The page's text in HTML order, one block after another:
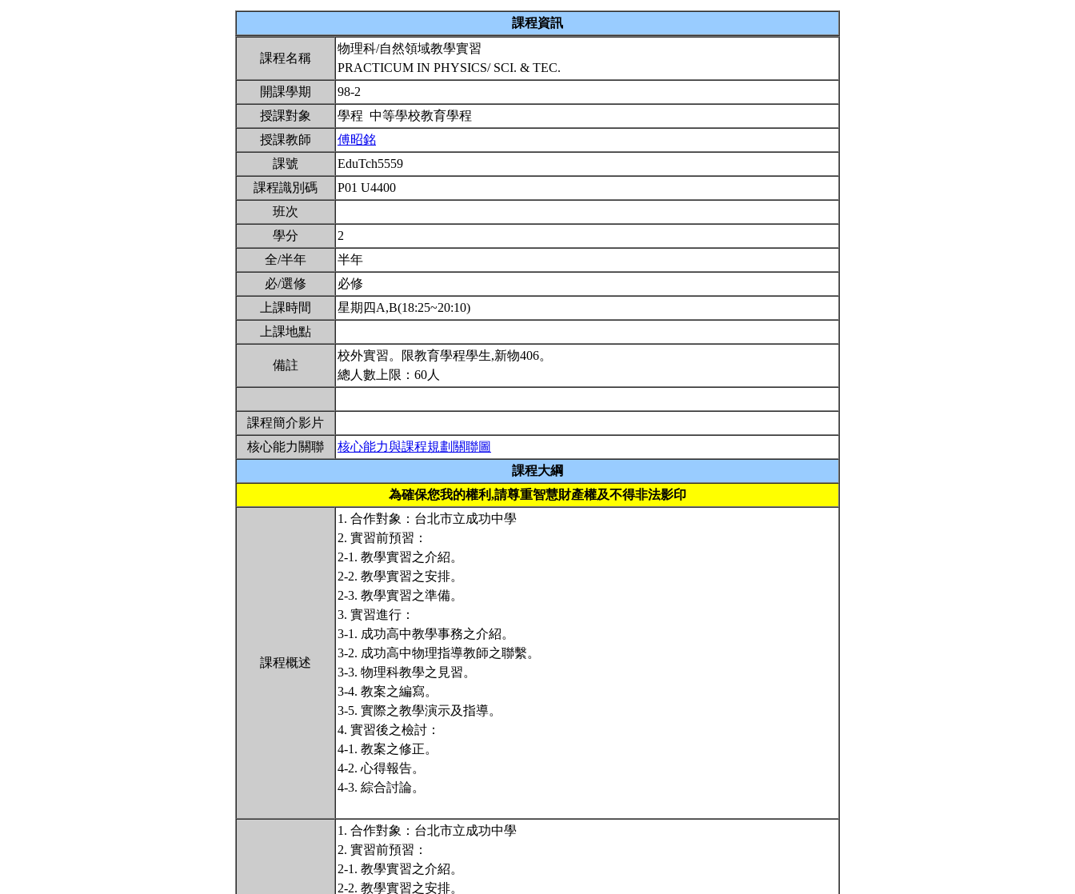
課程資訊
課程名稱
物理科/自然領域教學實習
PRACTICUM IN PHYSICS/ SCI. & TEC.
開課學期
98-2
授課對象
學程 中等學校教育學程
授課教師
傅昭銘
課號
EduTch5559
課程識別碼
P01 U4400
班次
學分
2
全/半年
半年
必/選修
必修
上課時間
星期四A,B(18:25~20:10)
上課地點
備註
校外實習。限教育學程學生,新物406。
總人數上限：60人
課程簡介影片
核心能力關聯
核心能力與課程規劃關聯圖
課程大綱
為確保您我的權利,請尊重智慧財產權及不得非法影印
課程概述
1. 合作對象：台北市立成功中學
2. 實習前預習：
2-1. 教學實習之介紹。
2-2. 教學實習之安排。
2-3. 教學實習之準備。
3. 實習進行：
3-1. 成功高中教學事務之介紹。
3-2. 成功高中物理指導教師之聯繫。
3-3. 物理科教學之見習。
3-4. 教案之編寫。
3-5. 實際之教學演示及指導。
4. 實習後之檢討：
4-1. 教案之修正。
4-2. 心得報告。
4-3. 綜合討論。
1. 合作對象：台北市立成功中學
2. 實習前預習：
2-1. 教學實習之介紹。
2-2. 教學實習之安排。